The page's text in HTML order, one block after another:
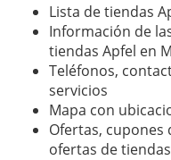
Lista de tiendas
Información de
tiendas Apfel en
Teléfonos,
servicios
Mapa con
Ofertas,
ofertas de